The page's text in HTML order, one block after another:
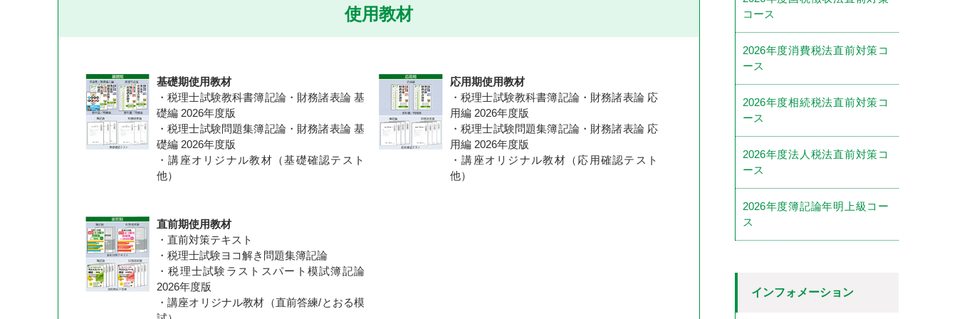
使用教材
基礎期使用教材
・税理士試験教科書簿記論・財務諸表論 基
礎編 2026年度版
・税理士試験問題集簿記論・財務諸表論 基
礎編 2026年度版
・講座オリジナル教材（基礎確認テスト
他）
応用期使用教材
・税理士試験教科書簿記論・財務諸表論 応
用編 2026年度版
・税理士試験問題集簿記論・財務諸表論 応
用編 2026年度版
・講座オリジナル教材（応用確認テスト
他）
直前期使用教材
・直前対策テキスト
・税理士試験ヨコ解き問題集簿記論
・税理士試験ラストスパート模試簿記論
2026年度版
・講座オリジナル教材（直前答練/とおる模
コース
2026年度消費税法直前対策コ
ース
2026年度相続税法直前対策コ
ース
2026年度法人税法直前対策コ
ース
2026年度簿記論年明上級コー
ス
インフォメーション